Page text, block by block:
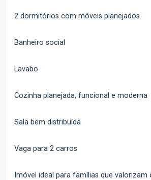
2 dormitórios com móveis planejados
Banheiro social
Lavabo
Cozinha planejada, funcional e moderna
Sala bem distribuída
Vaga para 2 carros
Imóvel ideal para famílias que